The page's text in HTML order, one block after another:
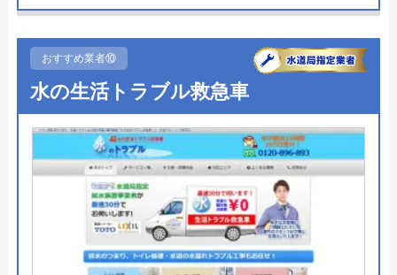
株式会社九管通のクチコミ on
4.5（2件のクチコミ）
田染直人
2 週間前
●受付時間
受付時間24時間修理・施工対応時
間7:00～24:00
●定休日
●出張見積もり 出張見積もり無料
●支払い方法 現金、銀行振込
●累計実績
お問い合わせ件数約200,000件、ご
訪問件数約120,000件
●保証・保険 安心補償1～5年の補償
詳細は公式HPでご確認ください
おすすめ業者⑩
水の生活トラブル救急車